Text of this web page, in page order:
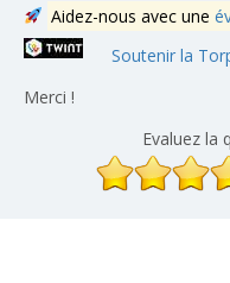
Aidez-nous avec une
Soutenir la
Merci !
Evaluez la